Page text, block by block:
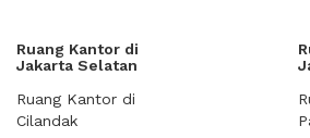
Ruang Kantor di
Jakarta Selatan
Ruang Kantor di
Cilandak